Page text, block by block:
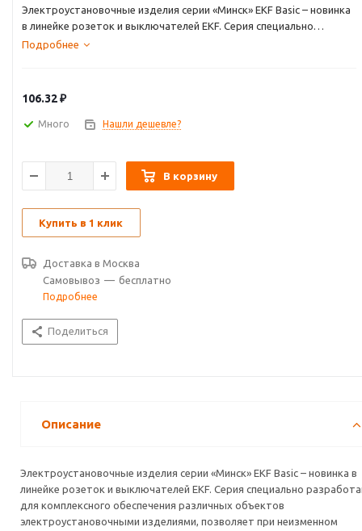
Электроустановочные изделия серии «Минск» EKF Basic – новинка
в линейке розеток и выключателей EKF. Серия специально
разработана для комплексного обеспечения различных объектов
монтажа.
Подробнее
106.32₽
Много Нашли дешевле?
В корзину
Купить в 1 клик
Доставка в Москва
Самовывоз — бесплатно
Подробнее
Поделиться
Описание
Электроустановочные изделия серии «Минск» EKF Basic – новинка в
линейке розеток и выключателей EKF. Серия специально
для комплексного обеспечения различных объектов
электроустановочными изделиями, позволяет при неизменном